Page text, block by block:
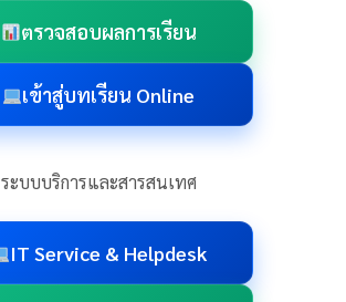
ตรวจสอบผลการเรียน
เข้าสู่บทเรียน Online
ระบบบริการและสารสนเทศ
IT Service & Helpdesk